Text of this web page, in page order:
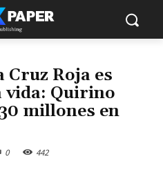
Cruz Roja es
vida: Quirino
millones en
0 442